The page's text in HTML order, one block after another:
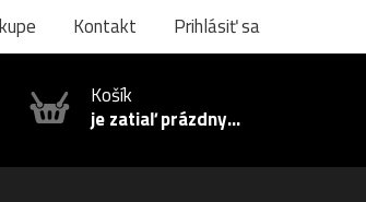
Kontakt Prihlásiť sa
Košík
je zatiaľ prázdny...